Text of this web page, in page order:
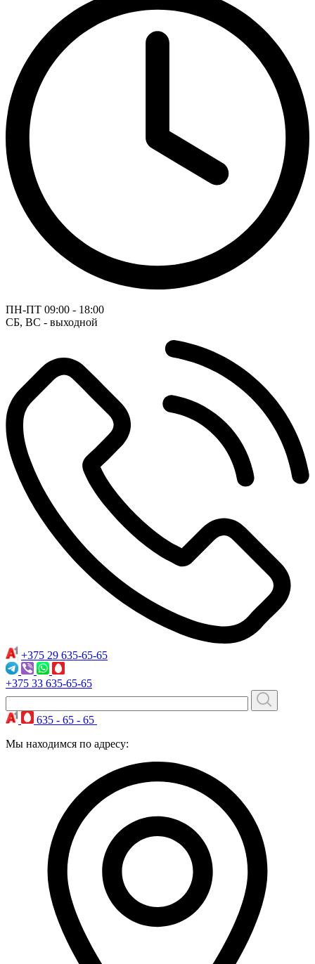
ПН-ПТ 09:00 - 18:00
СБ, ВС - выходной
+375 29 635-65-65
+375 33 635-65-65
635 - 65 - 65
Мы находимся по адресу: